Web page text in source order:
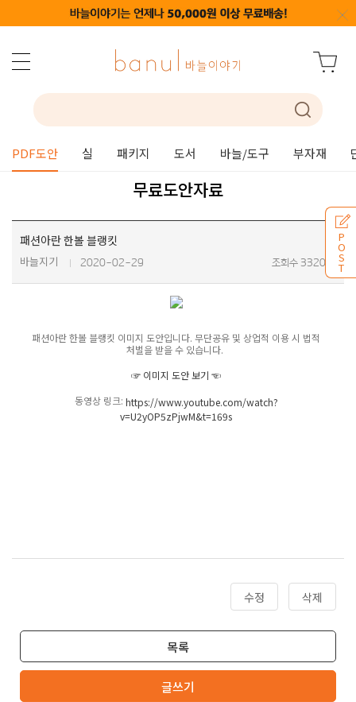
PDF도안 실 패키지 도서 바늘/도구 부자재
P
O
S
T
무료도안자료
패션아란 한볼 블랭킷
바늘지기 2020-02-29 조회수 33202
패션아란 한볼 블랭킷 이미지 도안입니다. 무단공유 및 상업적 이용 시 법적
처벌을 받을 수 있습니다.
☞ 이미지 도안 보기 ☜
동영상 링크: https://www.youtube.com/watch?
v=U2yOP5zPjwM&t=169s
수정 삭제
목록
글쓰기